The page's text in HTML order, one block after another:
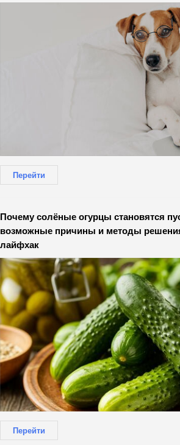
Перейти
Почему солёные огурцы становятся
возможные причины и методы
лайфхак
Перейти